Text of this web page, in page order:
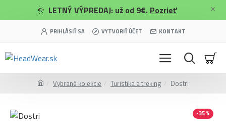
🌞 LETNÝ VÝPREDAJ: už od 9€. Pozrieť
PRIHLÁSIŤ SA VYTVORIŤ ÚČET KONTAKT
Vybrané kolekcie Turistika a treking Dostri
-35 %